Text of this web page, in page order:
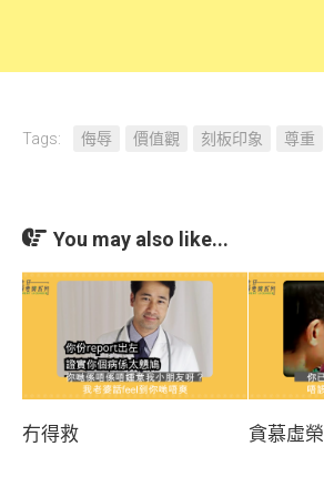
Tags: 侮辱 價值觀 刻板印象 尊重
You may also like...
冇得救 貪慕虛榮